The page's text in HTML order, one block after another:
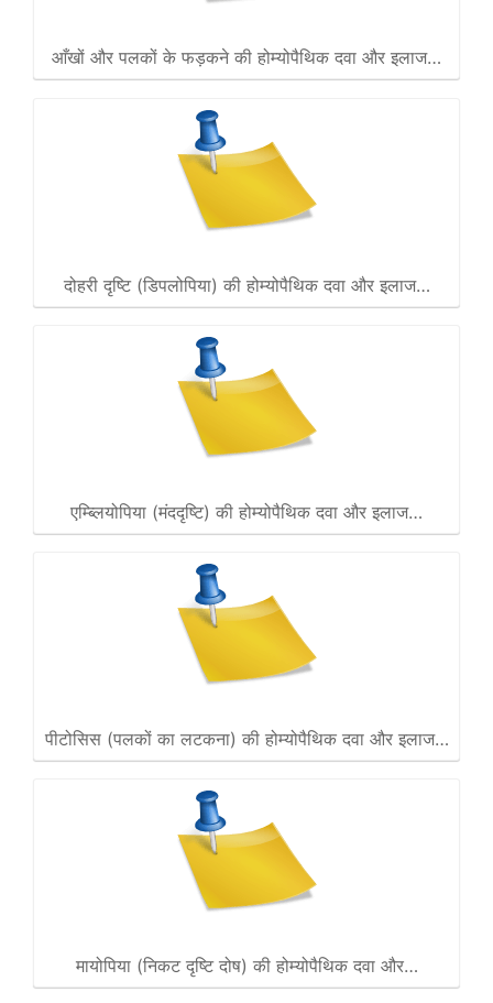
आँखों और पलकों के फड़कने की होम्योपैथिक दवा और इलाज…
दोहरी दृष्टि (डिपलोपिया) की होम्योपैथिक दवा और इलाज…
एम्ब्लियोपिया (मंददृष्टि) की होम्योपैथिक दवा और इलाज…
पीटोसिस (पलकों का लटकना) की होम्योपैथिक दवा और इलाज…
मायोपिया (निकट दृष्टि दोष) की होम्योपैथिक दवा और…